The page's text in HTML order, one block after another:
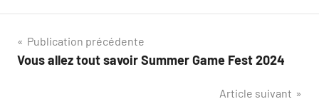
Navigation
de
Publication précédente
Vous allez tout savoir Summer Game Fest 2024
Article suivant